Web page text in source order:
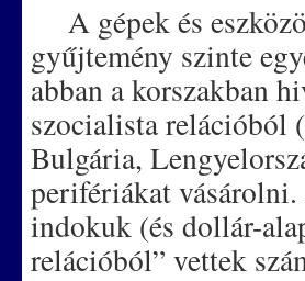
A gépek és
gyűjtemény szinte
abban a korszakban
szocialista relációból
Bulgária,
perifériákat
indokuk (és dollár-
relációból” vettek